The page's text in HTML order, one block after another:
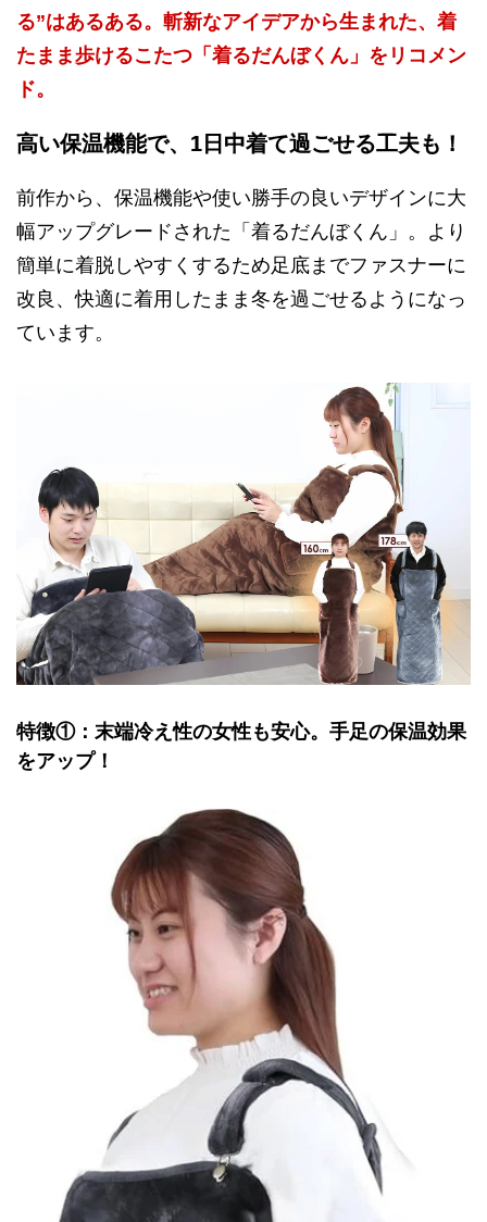
る”はあるある。斬新なアイデアから生まれた、着
たまま歩けるこたつ「着るだんぼくん」をリコメン
ド。
高い保温機能で、1日中着て過ごせる工夫も！
前作から、保温機能や使い勝手の良いデザインに大
幅アップグレードされた「着るだんぼくん」。より
簡単に着脱しやすくするため足底までファスナーに
改良、快適に着用したまま冬を過ごせるようになっ
ています。
特徴①：末端冷え性の女性も安心。手足の保温効果
をアップ！